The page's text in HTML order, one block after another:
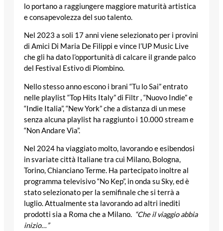
lo portano a raggiungere maggiore maturità artistica
e consapevolezza del suo talento.
Nel 2023 a soli 17 anni viene selezionato per i provini
di Amici Di Maria De Filippi e vince l’UP Music Live
che gli ha dato l’opportunità di calcare il grande palco
del Festival Estivo di Piombino.
Nello stesso anno escono i brani “Tu lo Sai” entrato
nelle playlist “Top Hits Italy” di Filtr , “Nuovo Indie” e
“Indie Italia”, “New York” che a distanza di un mese
senza alcuna playlist ha raggiunto i 10.000 stream e
“Non Andare Via”.
Nel 2024 ha viaggiato molto, lavorando e esibendosi
in svariate città Italiane tra cui Milano, Bologna,
Torino, Chianciano Terme. Ha partecipato inoltre al
programma televisivo “No Kep”, in onda su Sky, ed è
stato selezionato per la semifinale che si terrà a
luglio. Attualmente sta lavorando ad altri inediti
prodotti sia a Roma che a Milano. “Che il viaggio abbia
inizio…”